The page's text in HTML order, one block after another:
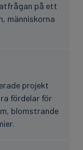
på ett
människorna
projekt
fördelar för
blomstrande